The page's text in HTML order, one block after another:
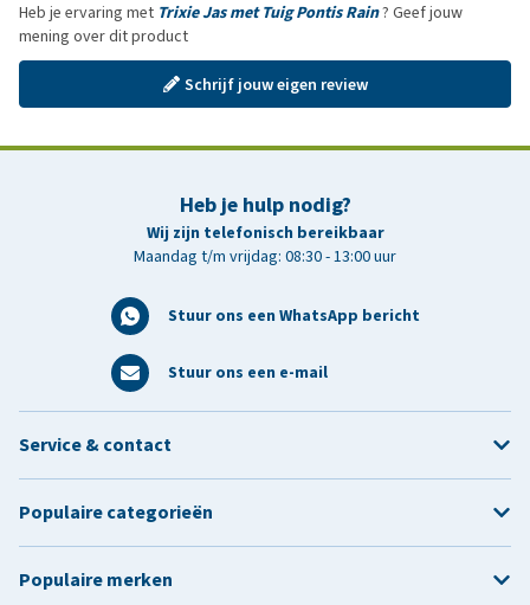
Heb je ervaring met Trixie Jas met Tuig Pontis Rain? Geef jouw
mening over dit product
Schrijf jouw eigen review
Heb je hulp nodig?
Wij zijn telefonisch bereikbaar
Maandag t/m vrijdag: 08:30 - 13:00 uur
Stuur ons een WhatsApp bericht
Stuur ons een e-mail
Service & contact
Populaire categorieën
Populaire merken